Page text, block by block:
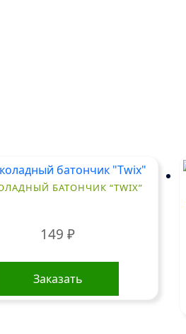
БАТОНЧИК “TWIX”
149₽
Заказать